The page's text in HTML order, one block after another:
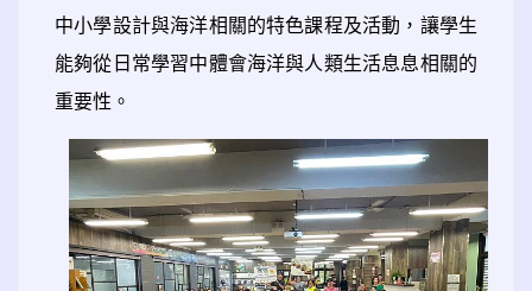
中小學設計與海洋相關的特色課程及活動，讓學生
能夠從日常學習中體會海洋與人類生活息息相關的
重要性。